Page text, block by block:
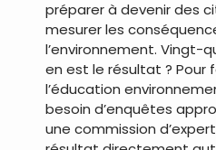
préparer à devenir des
mesurer les
l’environnement. Vingt-
en est le résultat ? Pour
l’éducation
besoin d’enquêtes
une commission